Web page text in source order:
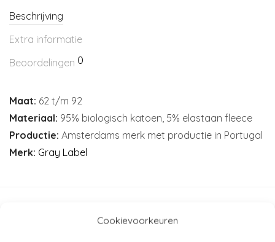
Cookievoorkeuren
Beschrijving
Extra informatie
Beoordelingen 0
Maat: 62 t/m 92
Materiaal: 95% biologisch katoen, 5% elastaan fleece
Productie: Amsterdams merk met productie in Portugal
Merk: Gray Label